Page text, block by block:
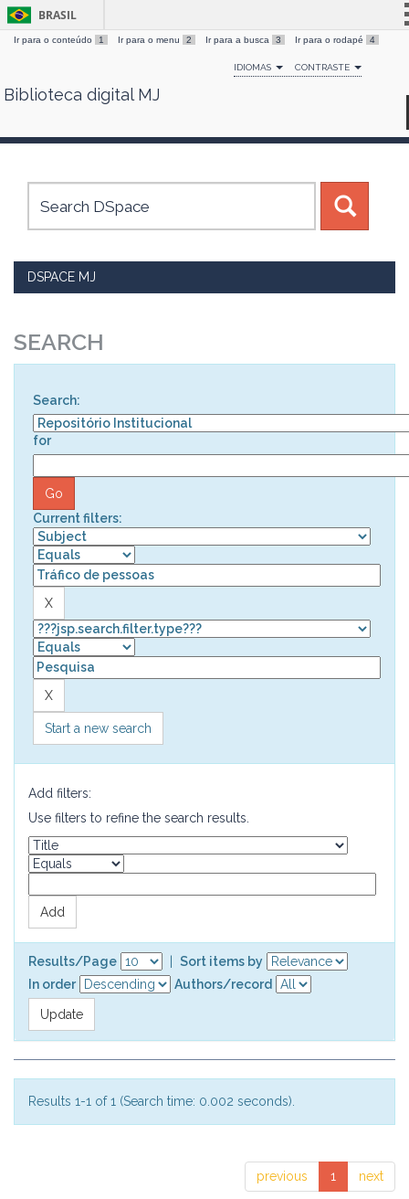
Skip
BRASIL
Simplifique!
Comunica BR
Canais
Ir para o conteúdo 1 Ir para o menu 2 Ir para a busca 3 Ir para o rodapé 4
IDIOMAS CONTRASTE
Biblioteca digital MJ
DSPACE MJ
SEARCH
Search:
for
Current filters:
Start a new search
Add filters:
Use filters to refine the search results.
Results/Page
Sort items by
In order
Authors/record
Results 1-1 of 1 (Search time: 0.002 seconds).
previous 1 next